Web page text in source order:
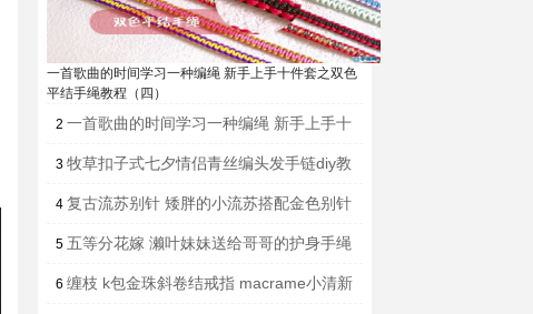
一首歌曲的时间学习一种编绳 新手上手十件套之双色
平结手绳教程（四）
2 一首歌曲的时间学习一种编绳 新手上手十
件套之玉米手绳教程（三）
3 牧草扣子式七夕情侣青丝编头发手链diy教
程
4 复古流苏别针 矮胖的小流苏搭配金色别针
可以用在披肩，开衫，毛衣上~有没有你喜
欢的颜色呢~
5 五等分花嫁 濑叶妹妹送给哥哥的护身手绳
视频教程 想要get同款快快学起来吧~
6 缠枝 k包金珠斜卷结戒指 macrame小清新